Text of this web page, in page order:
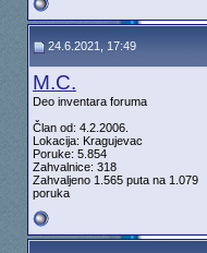
24.6.2021, 17:49
M.C.
Deo inventara foruma
Član od: 4.2.2006.
Lokacija: Kragujevac
Poruke: 5.854
Zahvalnice: 318
Zahvaljeno 1.565 puta na 1.079
poruka